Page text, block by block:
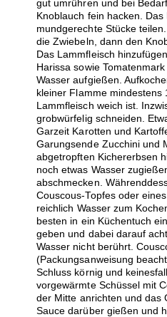
gut umrühren und bei
Knoblauch fein hacken.
mundgerechte Stücke
die Zwiebeln, dann den
Das Lammfleisch
Harissa sowie
Wasser aufgießen.
kleiner Flamme
Lammfleisch weich ist.
grobwürfelig schneiden.
Garzeit Karotten und
Garungsende Zucchini und
abgetropften Kichererbsen
noch etwas Wasser
abschmecken.
Couscous-Topfes oder
reichlich Wasser zum
besten in ein Küchentuch
geben und dabei darauf
Wasser nicht berührt.
(Packungsanweisung
Schluss körnig und
vorgewärmte Schüssel mit
der Mitte anrichten und das
Sauce darüber gießen und